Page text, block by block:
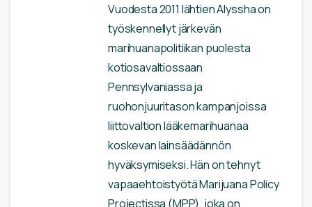
Vuodesta 2011 lähtien Alyssha on
työskennellyt järkevän
marihuanapolitiikan puolesta
kotiosavaltiossaan
Pennsylvaniassa ja
ruohonjuuritason kampanjoissa
liittovaltion lääkemarihuanaa
koskevan lainsäädännön
hyväksymiseksi. Hän on tehnyt
vapaaehtoistyötä Marijuana Policy
Projectissa (MPP), joka on